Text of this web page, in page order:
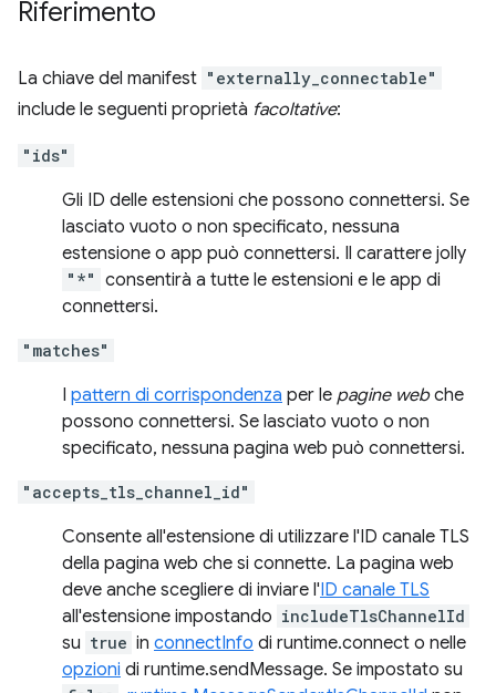
Riferimento
La chiave del manifest "externally_connectable"
include le seguenti proprietà facoltative:
"ids"
Gli ID delle estensioni che possono connettersi. Se
lasciato vuoto o non specificato, nessuna
estensione o app può connettersi. Il carattere jolly
"*" consentirà a tutte le estensioni e le app di
connettersi.
"matches"
I pattern di corrispondenza per le pagine webche
possono connettersi. Se lasciato vuoto o non
specificato, nessuna pagina web può connettersi.
"accepts_tls_channel_id"
Consente all'estensione di utilizzare l'ID canale TLS
della pagina web che si connette. La pagina web
deve anche scegliere di inviare l'ID canale TLS
all'estensione impostando includeTlsChannelId
su true in connectInfo di runtime.connect o nelle
opzioni di runtime.sendMessage. Se impostato su